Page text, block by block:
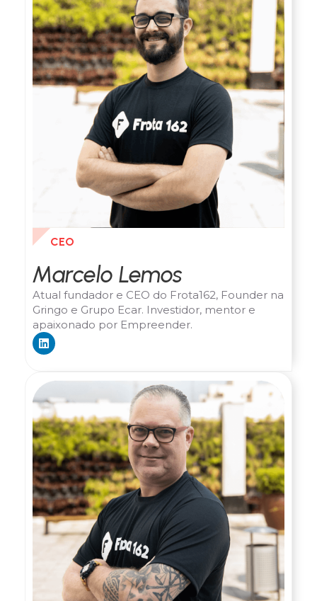
CEO
Marcelo Lemos
Atual fundador e CEO do Frota162, Founder na
Gringo e Grupo Ecar. Investidor, mentor e
apaixonado por Empreender.